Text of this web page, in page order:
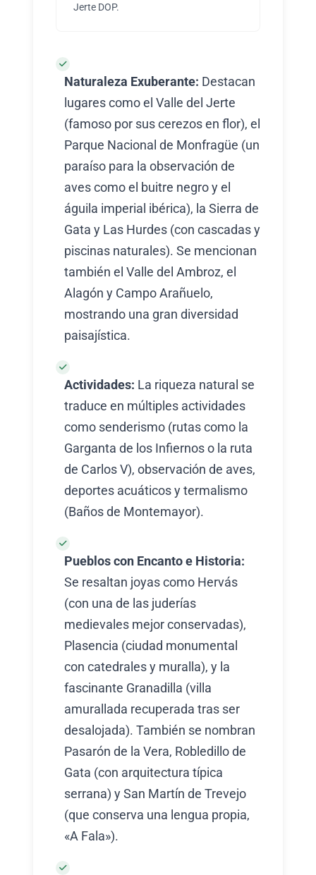
Jerte DOP.
Naturaleza Exuberante: Destacan
lugares como el Valle del Jerte
(famoso por sus cerezos en flor), el
Parque Nacional de Monfragüe (un
paraíso para la observación de
aves como el buitre negro y el
águila imperial ibérica), la Sierra de
Gata y Las Hurdes (con cascadas y
piscinas naturales). Se mencionan
también el Valle del Ambroz, el
Alagón y Campo Arañuelo,
mostrando una gran diversidad
paisajística.
Actividades: La riqueza natural se
traduce en múltiples actividades
como senderismo (rutas como la
Garganta de los Infiernos o la ruta
de Carlos V), observación de aves,
deportes acuáticos y termalismo
(Baños de Montemayor).
Pueblos con Encanto e Historia:
Se resaltan joyas como Hervás
(con una de las juderías
medievales mejor conservadas),
Plasencia (ciudad monumental
con catedrales y muralla), y la
fascinante Granadilla (villa
amurallada recuperada tras ser
desalojada). También se nombran
Pasarón de la Vera, Robledillo de
Gata (con arquitectura típica
serrana) y San Martín de Trevejo
(que conserva una lengua propia,
«A Fala»).